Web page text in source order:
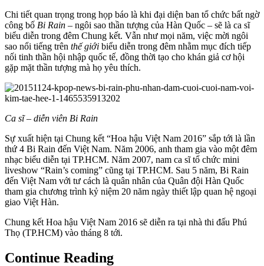
Chi tiết quan trọng trong họp báo là khi đại diện ban tổ chức bất ngờ
công bố Bi Rain – ngôi sao thần tượng của Hàn Quốc – sẽ là ca sĩ
biểu diễn trong đêm Chung kết. Vẫn như mọi năm, việc mời ngôi
sao nổi tiếng trên thế giới biểu diễn trong đêm nhằm mục đích tiếp
nối tinh thần hội nhập quốc tế, đồng thời tạo cho khán giả cơ hội
gặp mặt thần tượng mà họ yêu thích.
Ca sĩ – diễn viên Bi Rain
Sự xuất hiện tại Chung kết “Hoa hậu Việt Nam 2016” sắp tới là lần
thứ 4 Bi Rain đến Việt Nam. Năm 2006, anh tham gia vào một đêm
nhạc biểu diễn tại TP.HCM. Năm 2007, nam ca sĩ tổ chức mini
liveshow “Rain’s coming” cũng tại TP.HCM. Sau 5 năm, Bi Rain
đến Việt Nam với tư cách là quân nhân của Quân đội Hàn Quốc
tham gia chương trình kỷ niệm 20 năm ngày thiết lập quan hệ ngoại
giao Việt Hàn.
Chung kết Hoa hậu Việt Nam 2016 sẽ diễn ra tại nhà thi đấu Phú
Thọ (TP.HCM) vào tháng 8 tới.
Continue Reading